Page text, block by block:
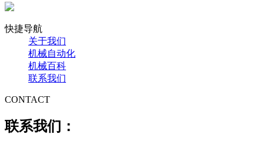
快捷导航
关于我们
机械自动化
机械百科
联系我们
CONTACT
联系我们：